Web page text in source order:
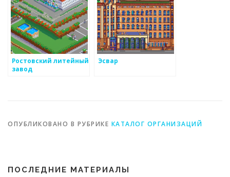
Ростовский литейный
завод
Эсвар
ОПУБЛИКОВАНО В РУБРИКЕ КАТАЛОГ ОРГАНИЗАЦИЙ
ПОСЛЕДНИЕ МАТЕРИАЛЫ